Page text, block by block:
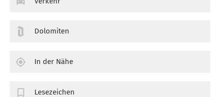
Dolomiten
In der Nähe
Lesezeichen